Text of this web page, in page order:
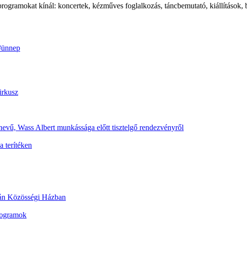
kínál: koncertek, kézműves foglalkozás, táncbemutató,
Wass Albert munkássága előtt tisztelgő rendezvényről
terítéken
Közösségi Házban